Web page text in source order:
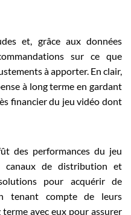
et, grâce aux données
sur ce que
à apporter. En clair,
à long terme en gardant
financier du jeu vidéo dont
des performances du jeu
canaux de distribution et
pour acquérir de
tenant compte de leurs
avec eux pour assurer